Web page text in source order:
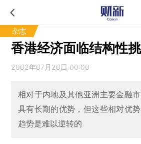
杂志
香港经济面临结构性
2002年07月20日 00:00
相对于内地及其他亚洲主要金融
具有长期的优势，但这些相对优
趋势是难以逆转的